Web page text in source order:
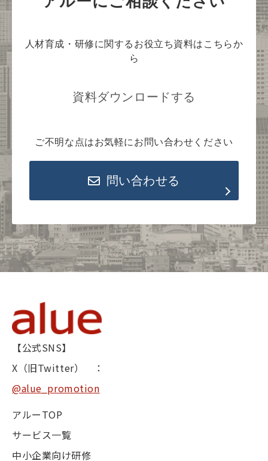
人材育成・研修に関するお役立ち資料はこちらか
ら
資料ダウンロードする
ご不明な点はお気軽にお問い合わせください
問い合わせる
【公式SNS】
X（旧Twitter） ：
@alue_promotion
アルーTOP
サービス一覧
中小企業向け研修